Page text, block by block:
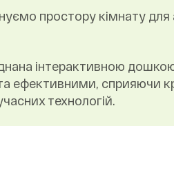
простору кімнату для
інтерактивною
ефективними, сприяючи
технологій.